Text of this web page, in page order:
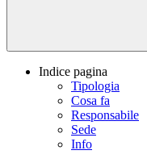
Indice pagina
Tipologia
Cosa fa
Responsabile
Sede
Info